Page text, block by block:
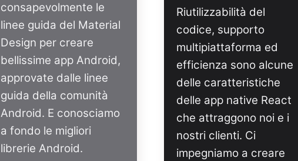
consapevolmente le
linee guida del Material
Design per creare
bellissime app Android,
approvate dalle linee
guida della comunità
Android. E conosciamo
a fondo le migliori
librerie Android.
Riutilizzabilità del
codice, supporto
multipiattaforma ed
efficienza sono alcune
delle caratteristiche
delle app native React
che attraggono noi e i
nostri clienti. Ci
impegniamo a creare